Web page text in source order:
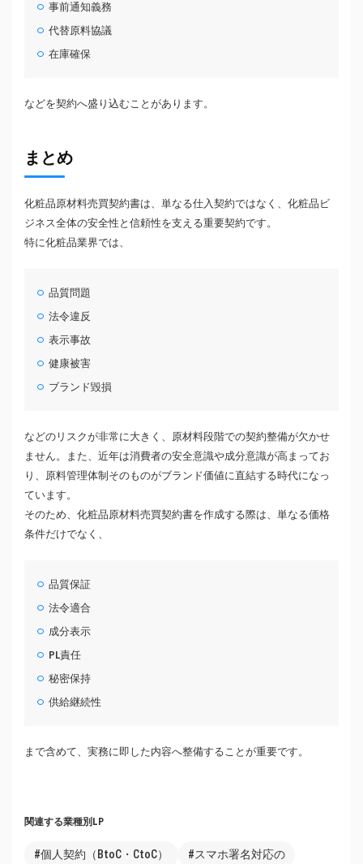
事前通知義務
代替原料協議
在庫確保
などを契約へ盛り込むことがあります。
まとめ
化粧品原材料売買契約書は、単なる仕入契約ではなく、化粧品ビ
ジネス全体の安全性と信頼性を支える重要契約です。
特に化粧品業界では、
品質問題
法令違反
表示事故
健康被害
ブランド毀損
などのリスクが非常に大きく、原材料段階での契約整備が欠かせ
ません。また、近年は消費者の安全意識や成分意識が高まってお
り、原料管理体制そのものがブランド価値に直結する時代になっ
ています。
そのため、化粧品原材料売買契約書を作成する際は、単なる価格
条件だけでなく、
品質保証
法令適合
成分表示
PL責任
秘密保持
供給継続性
まで含めて、実務に即した内容へ整備することが重要です。
関連する業種別LP
#個人契約（BtoC・CtoC） #スマホ署名対応の